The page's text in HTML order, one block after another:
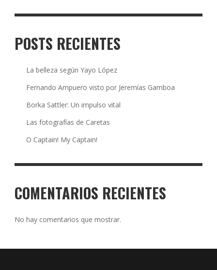
POSTS RECIENTES
La belleza según Yayo López
Fernando Ampuero visto por Jeremías Gamboa
Borka Sattler: Un impulso vital
Las fotografías de Caretas
O Captain! My Captain!
COMENTARIOS RECIENTES
No hay comentarios que mostrar.